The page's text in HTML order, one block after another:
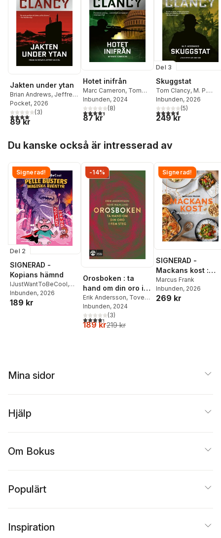
Jakten under ytan
Brian Andrews, Jeffrey
Wilson, Tom Clancy
Pocket, 2026
4,0utav 5 stjärnor. Totalt antal röster:
(3)
89 kr
Hotet inifrån
Marc Cameron, Tom
Clancy
Inbunden, 2024
4,4utav 5 stjärnor. Totalt antal röster:
(8)
87 kr
Del 3
Skuggstat
Tom Clancy, M. P.
Woodward
Inbunden, 2026
4,6utav 5 stjärnor.
(5)
249 kr
Du kanske också är intresserad av
Signerad!
Del 2
SIGNERAD -
Kopians hämnd
IJustWantToBeCool,
Joel Adolphson
Ejdemo Beer
Inbunden, 2026
189 kr
-14%
Orosboken : ta
hand om din oro i
fem steg
Erik Andersson, Tove
Wahlund
Inbunden, 2024
4,3utav 5 stjärnor. Totalt antal röster:
(3)
189 kr219 kr
Signerad!
SIGNERAD -
Mackans kost :
Middagar och
matlådor
Marcus Frank
Inbunden, 2026
269 kr
Mina sidor
Hjälp
Om Bokus
Populärt
Inspiration